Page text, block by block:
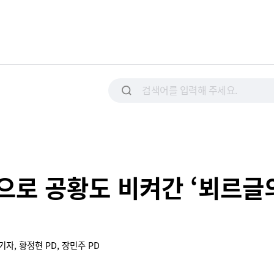
로 공황도 비켜간 ‘뵈르글
자, 황정현 PD, 장민주 PD